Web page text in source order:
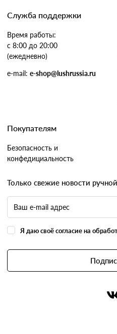
Служба поддержки
Время работы:
с 8:00 до 20:00
(ежедневно)
e-mail: e-shop@lushrussia.ru
Покупателям
Безопасность и
конфедициальность
Только свежие новости
Я даю своё согласие на